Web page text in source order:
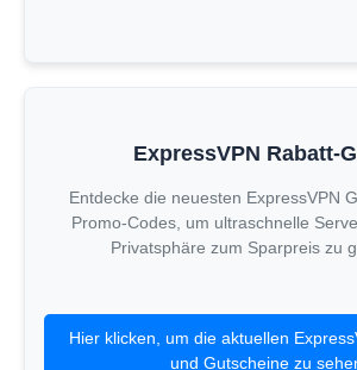
ExpressVPN Rabatt-
Entdecke die neuesten ExpressVPN
Promo-Codes, um ultraschnelle
Privatsphäre zum Sparpreis zu
Hier klicken, um die aktuellen
und Gutscheine zu